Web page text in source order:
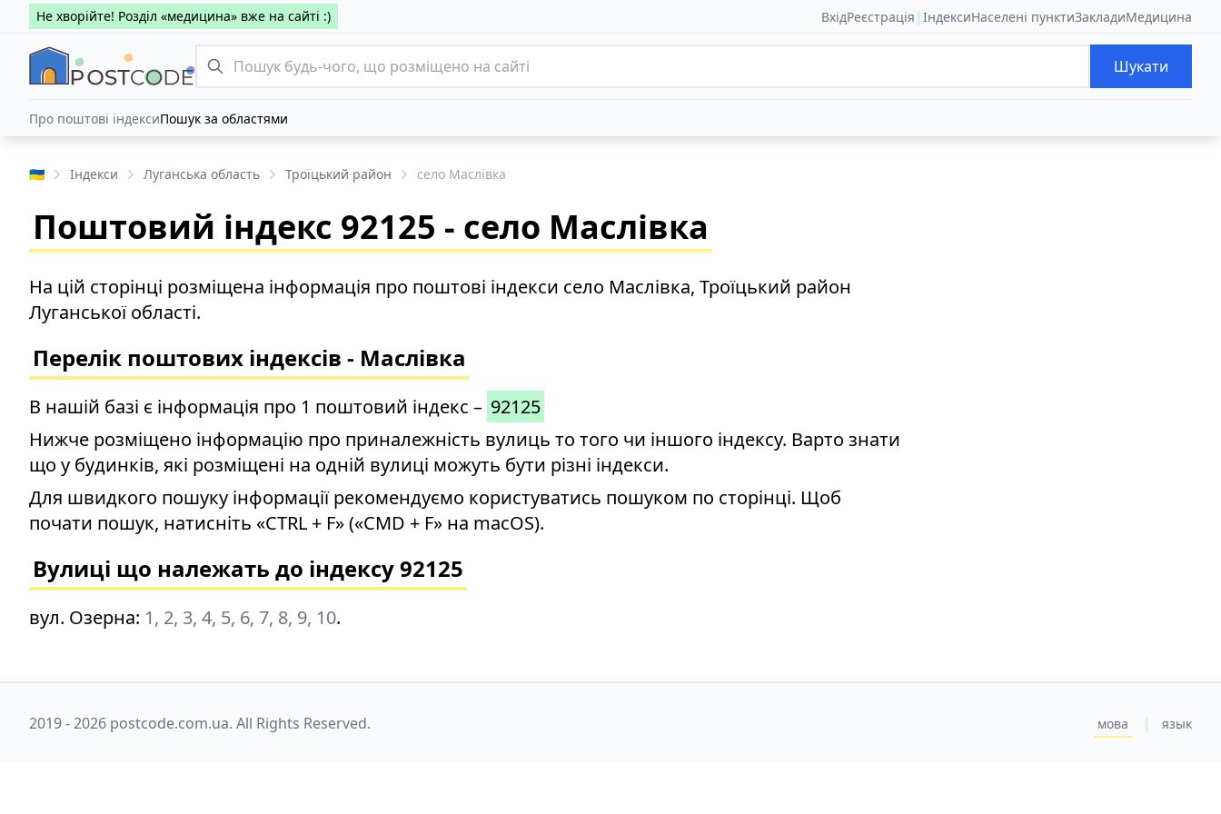
Не хворійте! Розділ «медицина» вже на сайті :) ВхідРеєстрація | ІндексиНаселені пунктиЗакладиМедицина
Шукати
Про поштові індексиПошук за областями
🇺🇦 Індекси Луганська область Троїцький район село Маслівка
Поштовий індекс 92125 - село Маслівка
На цій сторінці розміщена інформація про поштові індекси село Маслівка, Троїцький район
Луганської області.
Перелік поштових індексів - Маслівка
В нашій базі є інформація про 1 поштовий індекс – 92125
Нижче розміщено інформацію про приналежність вулиць то того чи іншого індексу. Варто знати
що у будинків, які розміщені на одній вулиці можуть бути різні індекси.
Для швидкого пошуку інформації рекомендуємо користуватись пошуком по сторінці. Щоб
почати пошук, натисніть «CTRL + F» («CMD + F» на macOS).
Вулиці що належать до індексу 92125
вул. Озерна: 1, 2, 3, 4, 5, 6, 7, 8, 9, 10.
2019 - 2026 postcode.com.ua. All Rights Reserved. мова | язык